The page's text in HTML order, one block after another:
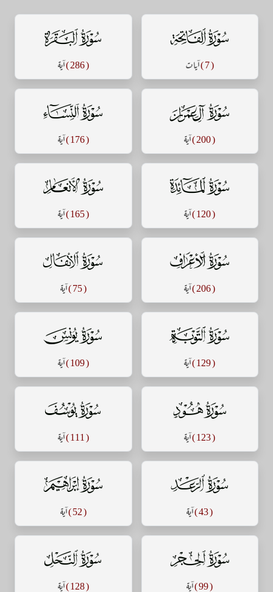
سورة الفاتحة
( 7 ) آيات
سورة البقرة
( 286 ) آية
سورة آل عمران
( 200 ) آية
سورة النساء
( 176 ) آية
سورة المائدة
( 120 ) آية
سورة الأنعام
( 165 ) آية
سورة الأعراف
( 206 ) آية
سورة الأنفال
( 75 ) آية
سورة التوبة
( 129 ) آية
سورة يونس
( 109 ) آية
سورة هود
( 123 ) آية
سورة يوسف
( 111 ) آية
سورة الرعد
( 43 ) آية
سورة إبراهيم
( 52 ) آية
سورة الحجر
( 99 ) آية
سورة النحل
( 128 ) آية